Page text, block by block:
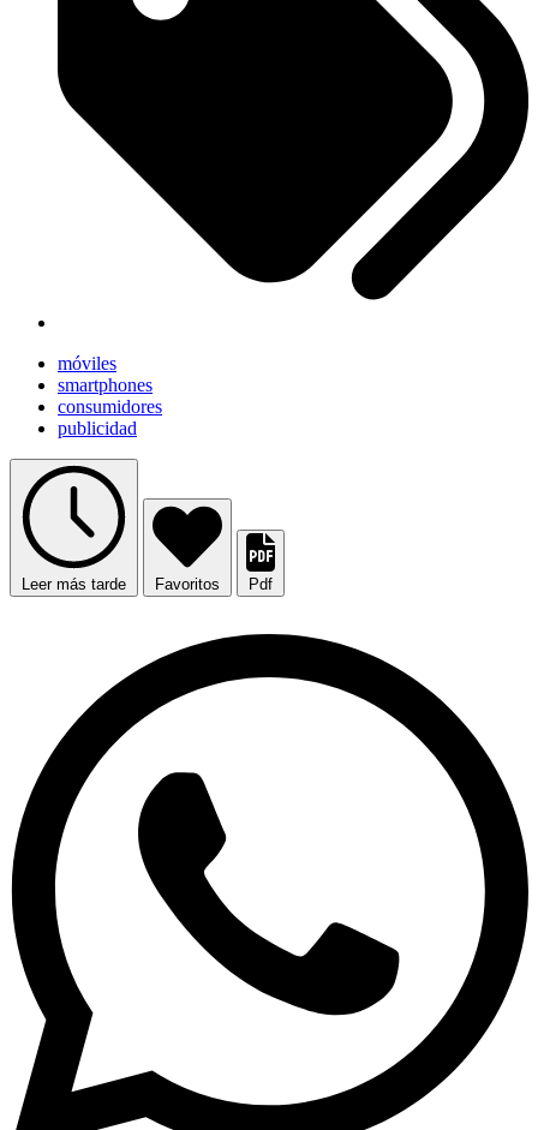
móviles
smartphones
consumidores
publicidad
Leer más tarde Favoritos Pdf